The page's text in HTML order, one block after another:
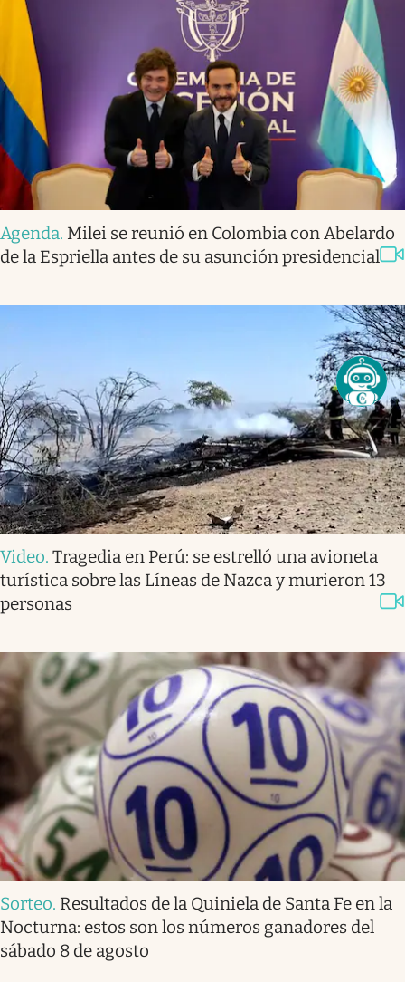
Agenda. Milei se reunió en Colombia con Abelardo
de la Espriella antes de su asunción presidencial
Video. Tragedia en Perú: se estrelló una avioneta
turística sobre las Líneas de Nazca y murieron 13
personas
Sorteo. Resultados de la Quiniela de Santa Fe en la
Nocturna: estos son los números ganadores del
sábado 8 de agosto